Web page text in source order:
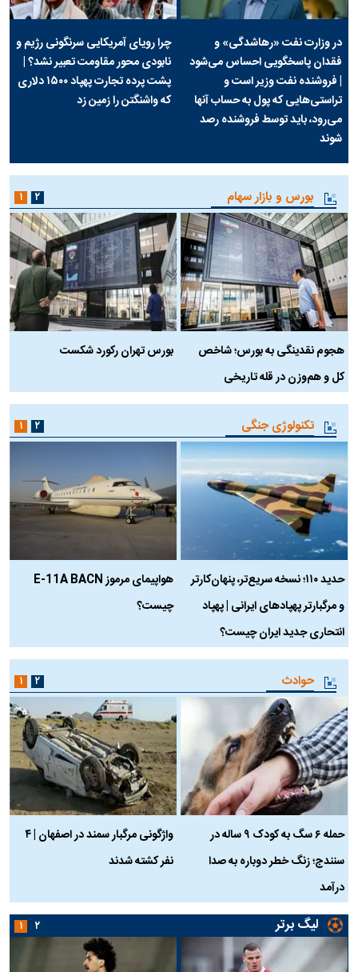
در وزارت نفت «رهاشدگی» و
فقدان پاسخگویی احساس می‌شود
| فروشنده نفت وزیر است و
تراستی‌هایی که پول به حساب آنها
می‌رود، باید توسط فروشنده رصد
شوند
چرا رویای آمریکایی سرنگونی رژیم و
نابودی محور مقاومت تعبیر نشد؟ |
پشت پرده تجارت پهپاد‌ ۱۵۰۰ دلاری
که واشنگتن را زمین زد
بورس و بازار سهام
هجوم نقدینگی به بورس؛ شاخص
کل و هم‌وزن در قله تاریخی
بورس تهران رکورد شکست
۱ ۲
تکنولوژی جنگی
حدید ۱۱۰؛ نسخه سریع‌تر، پنهان‌کارتر
و مرگبارتر پهپادهای ایرانی | پهپاد
انتحاری جدید ایران چیست؟
هواپیمای مرموز E-11A BACN
چیست؟
۱ ۲
حوادث
حمله ۶ سگ به کودک ۹ ساله در
سنندج؛ زنگ خطر دوباره به صدا
درآمد
واژگونی مرگبار سمند در اصفهان | ۴
نفر کشته شدند
۱ ۲
لیگ برتر ۱ ۲